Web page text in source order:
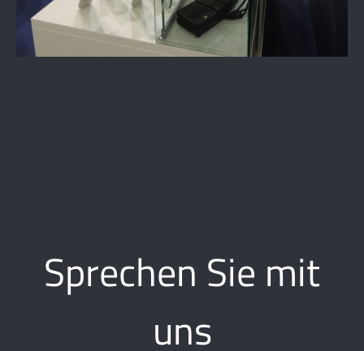
Sprechen Sie mit
uns